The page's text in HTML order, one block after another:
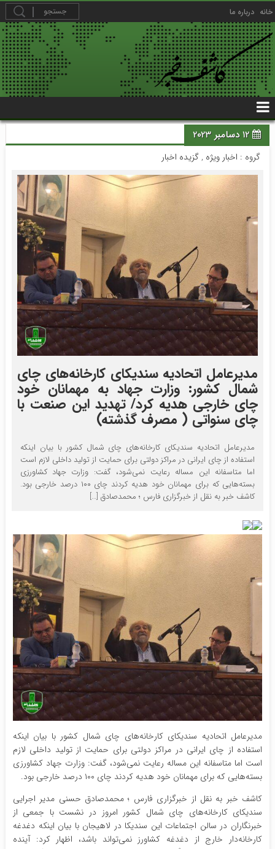
خانه درباره ما
12 دسامبر 2023
گروه : اخبار ویژه ,گزیده اخبار
مدیرعامل اتحادیه سندیکای کارخانه‌های چای
شمال کشور: وزارت جهاد به مهمانان خود
چای خارجی هدیه کرد/ تهدید این صنعت با
چای سنواتی ( مصرف گذشته)
مدیرعامل اتحادیه سندیکای کارخانه‌های چای شمال کشور با بیان اینکه
استفاده از چای ایرانی در مراکز دولتی برای حمایت از تولید داخلی لازم است
اما متاسفانه این مساله رعایت نمی‌شود، گفت: وزارت جهاد کشاورزی
بسته‌هایی که برای مهمانان خود هدیه کردند چای ۱۰۰ درصد خارجی بود.
کاشف خبر به نقل از خبرگزاری فارس ؛ محمدصادق […]
مدیرعامل اتحادیه سندیکای کارخانه‌های چای شمال کشور با بیان اینکه
استفاده از چای ایرانی در مراکز دولتی برای حمایت از تولید داخلی لازم
است اما متاسفانه این مساله رعایت نمی‌شود، گفت: وزارت جهاد کشاورزی
بسته‌هایی که برای مهمانان خود هدیه کردند چای ۱۰۰ درصد خارجی بود.
کاشف خبر به نقل از خبرگزاری فارس ؛ محمدصادق حسنی مدیر اجرایی
سندیکای کارخانه‌های چای شمال کشور امروز در نشست با جمعی از
خبرنگاران در سالن اجتماعات این سندیکا در لاهیجان با بیان اینکه دغدغه
کارخانه‌دار خارج از دغدغه کشاورز نمی‌تواند باشد، اظهار کرد: آینده